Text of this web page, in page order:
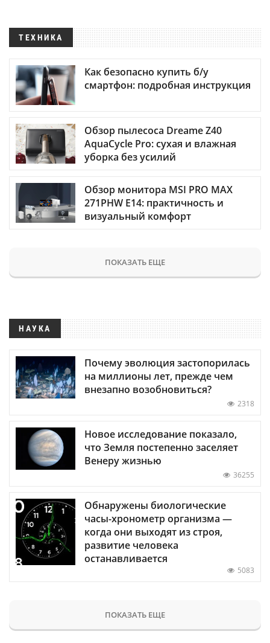
ТЕХНИКА
Как безопасно купить б/у
смартфон: подробная инструкция
Обзор пылесоса Dreame Z40
AquaCycle Pro: сухая и влажная
уборка без усилий
Обзор монитора MSI PRO MAX
271PHW E14: практичность и
визуальный комфорт
ПОКАЗАТЬ ЕЩЕ
НАУКА
Почему эволюция застопорилась
на миллионы лет, прежде чем
внезапно возобновиться?
2318
Новое исследование показало,
что Земля постепенно заселяет
Венеру жизнью
36255
Обнаружены биологические
часы-хронометр организма —
когда они выходят из строя,
развитие человека
останавливается
5083
ПОКАЗАТЬ ЕЩЕ